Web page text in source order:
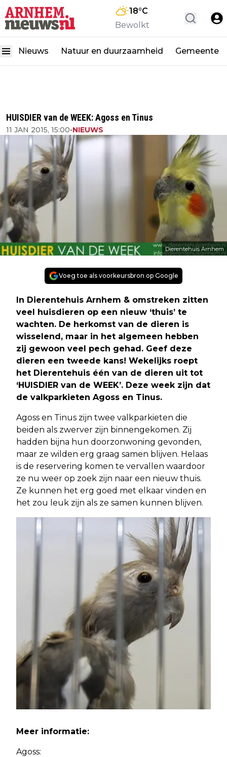
18°C
Bewolkt
Nieuws Natuur en duurzaamheid Gemeente
HUISDIER van de WEEK: Agoss en Tinus
11 JAN 2015, 15:00•NIEUWS
Dierentehuis Arnhem
Voeg toe als voorkeursbron op Google
In Dierentehuis Arnhem & omstreken zitten
veel huisdieren op een nieuw ‘thuis’ te
wachten. De herkomst van de dieren is
wisselend, maar in het algemeen hebben
zij gewoon veel pech gehad. Geef deze
dieren een tweede kans! Wekelijks roept
het Dierentehuis één van de dieren uit tot
‘HUISDIER van de WEEK’. Deze week zijn dat
de valkparkieten Agoss en Tinus.
Agoss en Tinus zijn twee valkparkieten die
beiden als zwerver zijn binnengekomen. Zij
hadden bijna hun doorzonwoning gevonden,
maar ze wilden erg graag samen blijven. Helaas
is de reservering komen te vervallen waardoor
ze nu weer op zoek zijn naar een nieuw thuis.
Ze kunnen het erg goed met elkaar vinden en
het zou leuk zijn als ze samen kunnen blijven.
Meer informatie:
Agoss: